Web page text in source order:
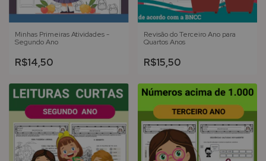
Minhas Primeiras Atividades -
Segundo Ano
R$14,50
Revisão do Terceiro Ano para
Quartos Anos
R$15,50